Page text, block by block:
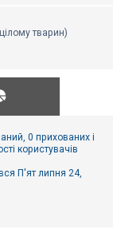
тварин)
0 прихованих і
користувачів
П'ят липня 24,